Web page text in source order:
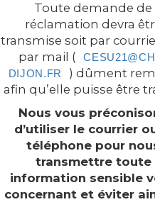
Toute demande de
réclamation devra
transmise soit par
par mail (
DIJON.FR
) dûment
afin qu’elle puisse être
Nous vous
d’utiliser le courrier
téléphone pour
transmettre toute
information sensible
concernant et éviter